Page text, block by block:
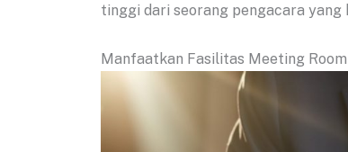
tinggi dari seorang pengacara yang
Manfaatkan Fasilitas Meeting